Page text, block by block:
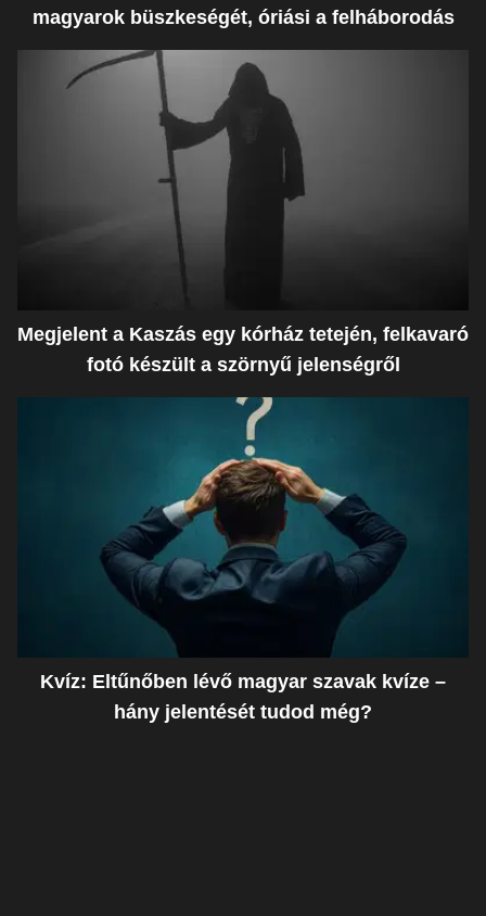
magyarok büszkeségét, óriási a felháborodás
Megjelent a Kaszás egy kórház tetején, felkavaró
fotó készült a szörnyű jelenségről
Kvíz: Eltűnőben lévő magyar szavak kvíze –
hány jelentését tudod még?